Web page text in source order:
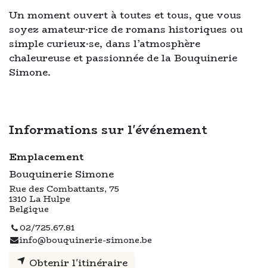
Un moment ouvert à toutes et tous, que vous
soyez amateur·rice de romans historiques ou
simple curieux·se, dans l’atmosphère
chaleureuse et passionnée de la Bouquinerie
Simone.
Informations sur l'événement
Emplacement
Bouquinerie Simone
Rue des Combattants, 75
1310 La Hulpe
Belgique
02/725.67.81
info@bouquinerie-simone.be
Obtenir l'itinéraire